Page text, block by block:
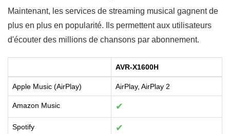
Maintenant, les services de streaming musical gagnent de
plus en plus en popularité. Ils permettent aux utilisateurs
d'écouter des millions de chansons par abonnement.
AVR-X1600H
Apple Music (AirPlay) AirPlay, AirPlay 2
Amazon Music ✔
Spotify ✔